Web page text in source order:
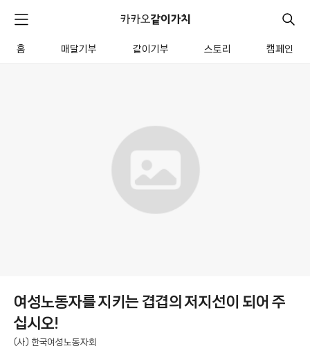
메
펼
카
오 검
전
홈 매달기부 같이기부 스토리 캠페인
여성노동자를 지키는 겹겹의 저지선이 되어 주
십시오!
(사) 한국여성노동자회